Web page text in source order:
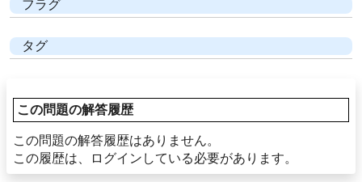
フラグ
タグ
この問題の解答履歴
この問題の解答履歴はありません。
この履歴は、ログインしている必要があります。